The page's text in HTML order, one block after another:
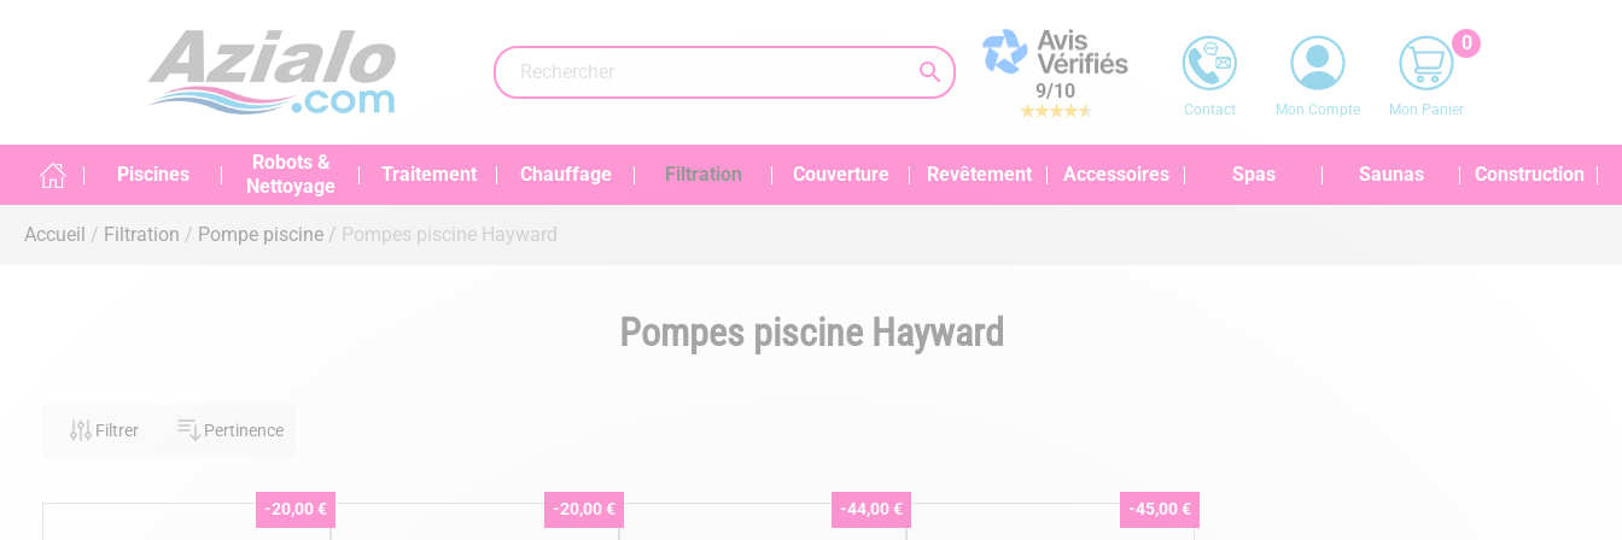

9/10
Contact Mon Compte
0
Mon Panier
Piscines
Robots &
Nettoyage
Traitement Chauffage Filtration Couverture Revêtement Accessoires Spas Saunas Construction
Accueil Filtration Pompe piscine Pompes piscine Hayward
Pompes piscine Hayward
Filtrer Pertinence
-20,00 € -20,00 € -44,00 € -45,00 €